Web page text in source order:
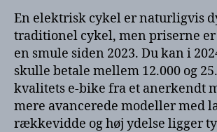
En elektrisk cykel er naturligvis
traditionel cykel, men priserne
en smule siden 2023. Du kan i
skulle betale mellem 12.000 og
kvalitets e-bike fra et anerkendt
mere avancerede modeller med
rækkevidde og høj ydelse ligger